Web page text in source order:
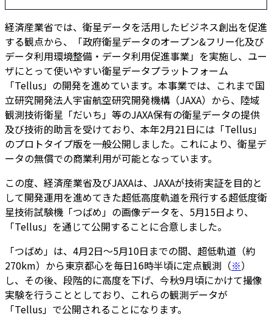
経済産業省では、衛星データを活用したビジネス創出を促進
する観点から、「政府衛星データのオープン&フリー化及び
データ利用環境整備・データ利用促進事業」を実施し、ユー
ザにとって使いやすい衛星データプラットフォーム
「Tellus」の開発を進めています。本事業では、これまで国
立研究開発法人宇宙航空研究開発機構（JAXA）から、陸域
観測技術衛星「だいち」等のJAXA保有の衛星データの提供
及び技術的助言を受けており、本年2月21日には「Tellus」
のプロトタイプ版を一般公開しました。これにより、衛星デ
ータの無償での商業利用が可能となっています。
この度、経済産業省及びJAXAは、JAXAが技術実証を目的と
して開発運用を進めてきた超低高度軌道を飛行する超低度衛
星技術試験機「つばめ」の画像データを、5月15日より、
「Tellus」を通じて公開することに合意しました。
「つばめ」は、4月2日～5月10日までの間、超低軌道（約
270km）から東京都心を毎日16時半頃に定点観測（※）
し、その後、段階的に高度を下げ、今秋9月頃にかけて撮像
実験を行うこととしており、これらの観測データが
「Tellus」で公開されることになります。